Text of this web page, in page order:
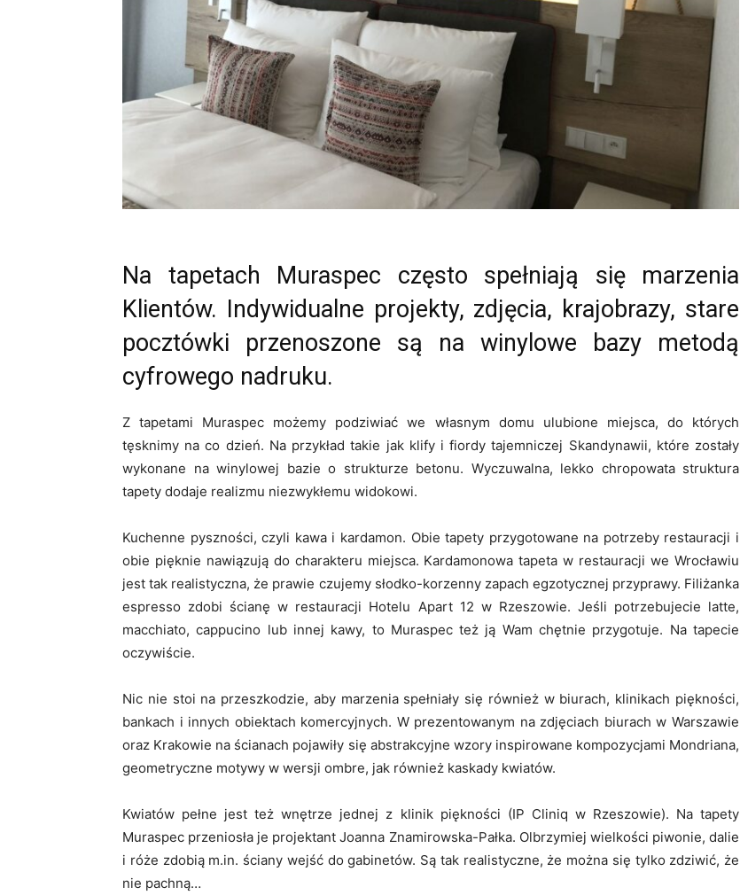
Na tapetach Muraspec często spełniają się marzenia
Klientów. Indywidualne projekty, zdjęcia, krajobrazy, stare
pocztówki przenoszone są na winylowe bazy metodą
cyfrowego nadruku.
Z tapetami Muraspec możemy podziwiać we własnym domu ulubione miejsca, do których
tęsknimy na co dzień. Na przykład takie jak klify i fiordy tajemniczej Skandynawii, które zostały
wykonane na winylowej bazie o strukturze betonu. Wyczuwalna, lekko chropowata struktura
tapety dodaje realizmu niezwykłemu widokowi.
Kuchenne pyszności, czyli kawa i kardamon. Obie tapety przygotowane na potrzeby restauracji i
obie pięknie nawiązują do charakteru miejsca. Kardamonowa tapeta w restauracji we Wrocławiu
jest tak realistyczna, że prawie czujemy słodko-korzenny zapach egzotycznej przyprawy. Filiżanka
espresso zdobi ścianę w restauracji Hotelu Apart 12 w Rzeszowie. Jeśli potrzebujecie latte,
macchiato, cappucino lub innej kawy, to Muraspec też ją Wam chętnie przygotuje. Na tapecie
oczywiście.
Nic nie stoi na przeszkodzie, aby marzenia spełniały się również w biurach, klinikach piękności,
bankach i innych obiektach komercyjnych. W prezentowanym na zdjęciach biurach w Warszawie
oraz Krakowie na ścianach pojawiły się abstrakcyjne wzory inspirowane kompozycjami Mondriana,
geometryczne motywy w wersji ombre, jak również kaskady kwiatów.
Kwiatów pełne jest też wnętrze jednej z klinik piękności (IP Cliniq w Rzeszowie). Na tapety
Muraspec przeniosła je projektant Joanna Znamirowska-Pałka. Olbrzymiej wielkości piwonie, dalie
i róże zdobią m.in. ściany wejść do gabinetów. Są tak realistyczne, że można się tylko zdziwić, że
nie pachną…